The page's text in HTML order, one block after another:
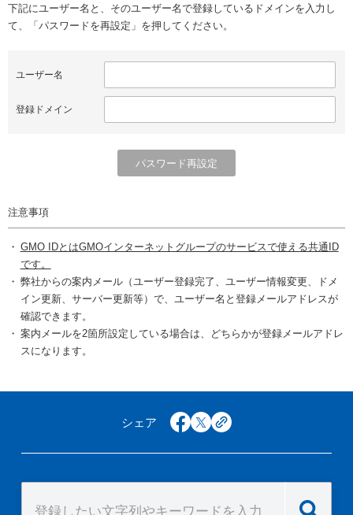
下記にユーザー名と、そのユーザー名で登録しているドメインを入力し
て、「パスワードを再設定」を押してください。
ユーザー名
登録ドメイン
注意事項
GMO IDとはGMOインターネットグループのサービスで使える共通ID
です。
弊社からの案内メール（ユーザー登録完了、ユーザー情報変更、ドメ
イン更新、サーバー更新等）で、ユーザー名と登録メールアドレスが
確認できます。
案内メールを2箇所設定している場合は、どちらかが登録メールアドレ
スになります。
シェア facebook
x copy